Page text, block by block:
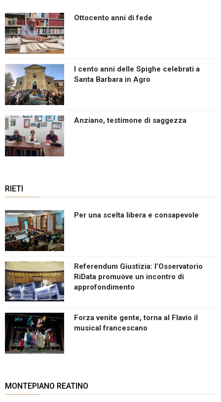
Ottocento anni di fede
I cento anni delle Spighe celebrati a
Santa Barbara in Agro
Anziano, testimone di saggezza
RIETI
Per una scelta libera e consapevole
Referendum Giustizia: l’Osservatorio
RiData promuove un incontro di
approfondimento
Forza venite gente, torna al Flavio il
musical francescano
MONTEPIANO REATINO